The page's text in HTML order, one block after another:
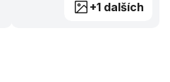
+1 dalších